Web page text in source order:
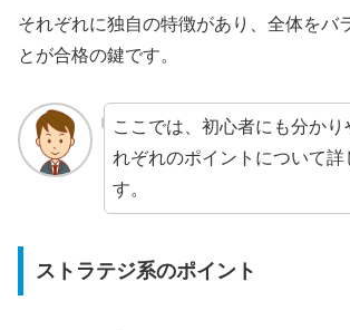
それぞれに独自の特徴があり、全体をバ
とが合格の鍵です。
ここでは、初心者にも分か
れぞれのポイントについて詳
す。
ストラテジ系のポイント